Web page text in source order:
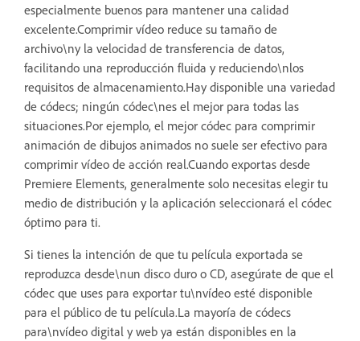
especialmente buenos para mantener una calidad
excelente.Comprimir vídeo reduce su tamaño de
archivo\ny la velocidad de transferencia de datos,
facilitando una reproducción fluida y reduciendo\nlos
requisitos de almacenamiento.Hay disponible una variedad
de códecs; ningún códec\nes el mejor para todas las
situaciones.Por ejemplo, el mejor códec para comprimir
animación de dibujos animados no suele ser efectivo para
comprimir vídeo de acción real.Cuando exportas desde
Premiere Elements, generalmente solo necesitas elegir tu
medio de distribución y la aplicación seleccionará el códec
óptimo para ti.
Si tienes la intención de que tu película exportada se
reproduzca desde\nun disco duro o CD, asegúrate de que el
códec que uses para exportar tu\nvídeo esté disponible
para el público de tu película.La mayoría de códecs
para\nvídeo digital y web ya están disponibles en la